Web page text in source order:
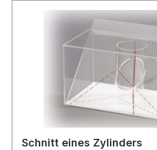
Schnitt eines Zylinders